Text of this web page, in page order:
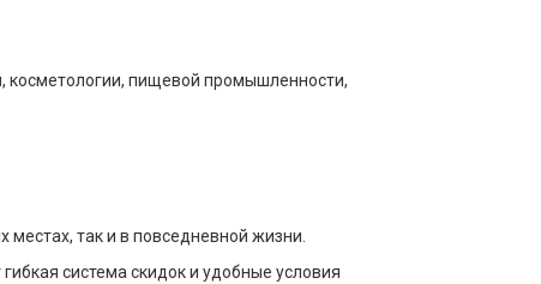
косметологии, пищевой промышленности,
так и в повседневной жизни.
система скидок и удобные условия